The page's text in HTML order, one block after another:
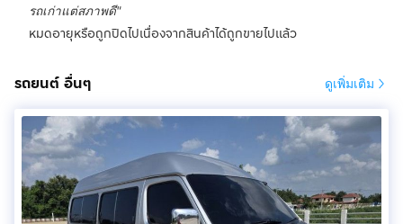
รถเก่าแต่สภาพดี"
หมดอายุหรือถูกปิดไปเนื่องจากสินค้าได้ถูกขายไปแล้ว
รถยนต์ อื่นๆ ดูเพิ่มเติม